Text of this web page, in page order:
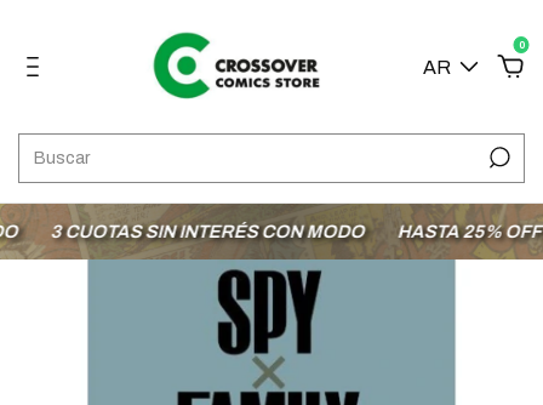
AR
0
3 CUOTAS SIN INTERÉS CON MODO HASTA 25% OFF